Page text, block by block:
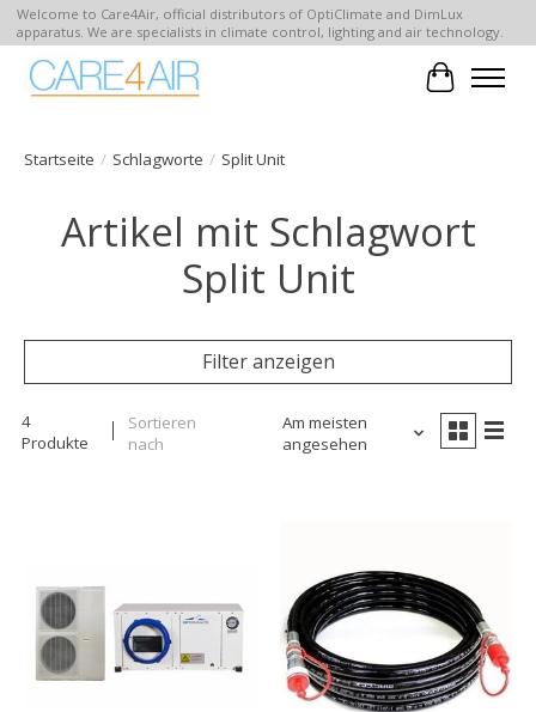
Welcome to Care4Air, official distributors of OptiClimate and DimLux
apparatus. We are specialists in climate control, lighting and air technology.
Ihr
Startseite / Schlagworte / Split Unit
Artikel mit Schlagwort
Split Unit
Filter anzeigen
4
Produkte
Sortieren
nach
Am meisten
angesehen